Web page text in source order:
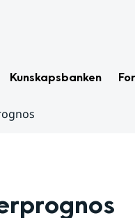
Kunskapsbanken